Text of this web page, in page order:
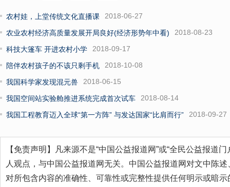
农村娃，上堂传统文化直播课 2018-06-27
农业农村经济高质量发展开局良好(经济形势年中看) 2018-08-23
科技大篷车 开进农村小学 2018-09-17
陪伴农村孩子的不该只剩手机 2018-10-08
我国科学家发现混元兽 2018-06-15
我国空间站实验舱推进系统完成首次试车 2018-08-14
我国工程教育迈入全球“第一方阵” 与发达国家“比肩而行” 2018-09-27
【免责声明】凡来源不是“中国公益报道网”或“全民公益报道
人观点，与中国公益报道网无关。中国公益报道网对文中陈
对所包含内容的准确性、可靠性或完整性提供任何明示或暗